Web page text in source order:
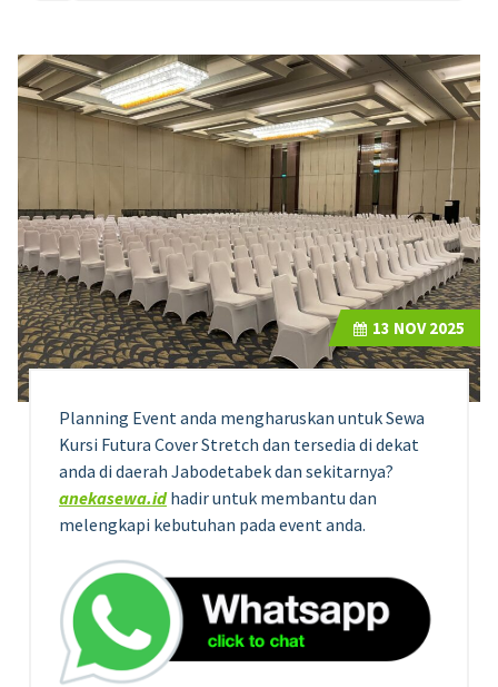
Planning Event anda mengharuskan untuk Sewa
Kursi Futura Cover Stretch dan tersedia di dekat
anda di daerah Jabodetabek dan sekitarnya?
anekasewa.idhadir untuk membantu dan
melengkapi kebutuhan pada event anda.
13 NOV 2025